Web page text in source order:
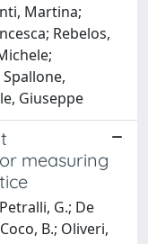
Martina;
Rebelos,
Giuseppe
measuring
G.; De
B.; Oliveri,